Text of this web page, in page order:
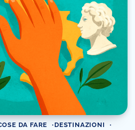
DA FARE
DESTINAZIONI